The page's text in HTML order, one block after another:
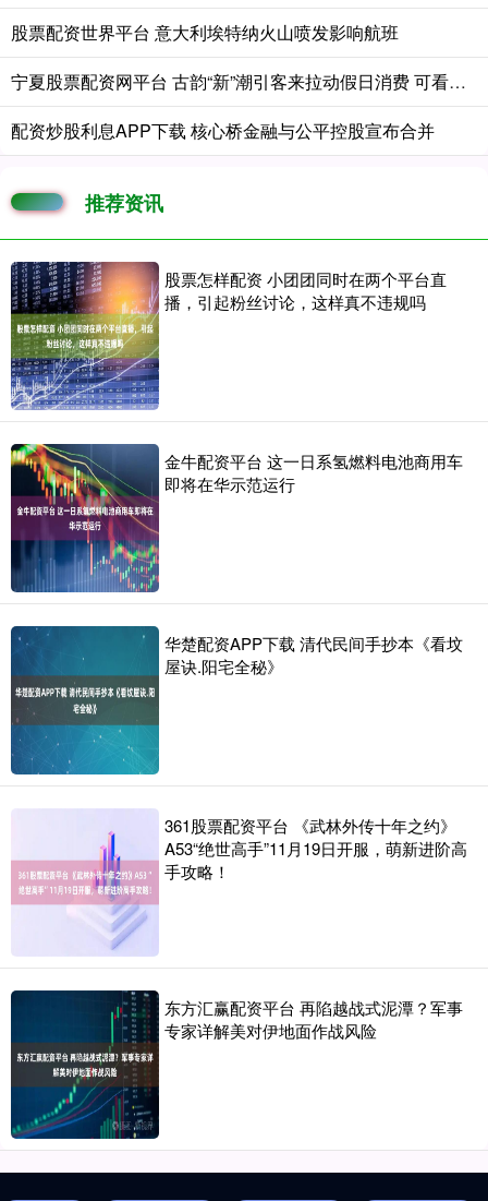
股票配资世界平台 意大利埃特纳火山喷发影响航班
宁夏股票配资网平台 古韵“新”潮引客来拉动假日消费 可看、可学、可玩……解锁端午专属浪漫
配资炒股利息APP下载 核心桥金融与公平控股宣布合并
推荐资讯
股票怎样配资 小团团同时在两个平台直
播，引起粉丝讨论，这样真不违规吗
金牛配资平台 这一日系氢燃料电池商用车
即将在华示范运行
华楚配资APP下载 清代民间手抄本《看坟
屋诀.阳宅全秘》
361股票配资平台 《武林外传十年之约》
A53“绝世高手”11月19日开服，萌新进阶高
手攻略！
东方汇赢配资平台 再陷越战式泥潭？军事
专家详解美对伊地面作战风险